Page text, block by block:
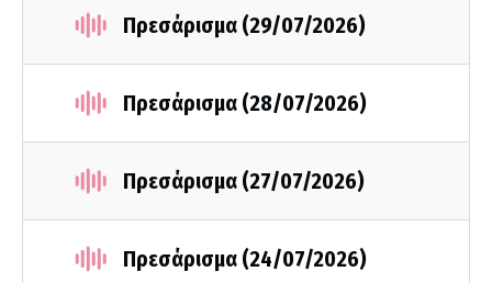
Πρεσάρισμα (29/07/2026)
Πρεσάρισμα (28/07/2026)
Πρεσάρισμα (27/07/2026)
Πρεσάρισμα (24/07/2026)